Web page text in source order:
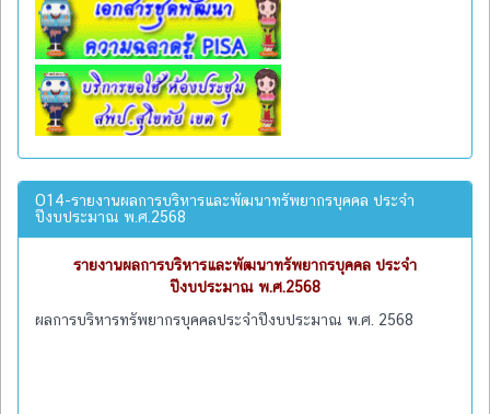
O14-รายงานผลการบริหารและพัฒนาทรัพยากรบุคคล ประจำ
ปีงบประมาณ พ.ศ.2568
รายงานผลการบริหารและพัฒนาทรัพยากรบุคคล ประจำ
ปีงบประมาณ พ.ศ.2568
ผลการบริหารทรัพยากรบุคคลประจำปีงบประมาณ พ.ศ. 2568